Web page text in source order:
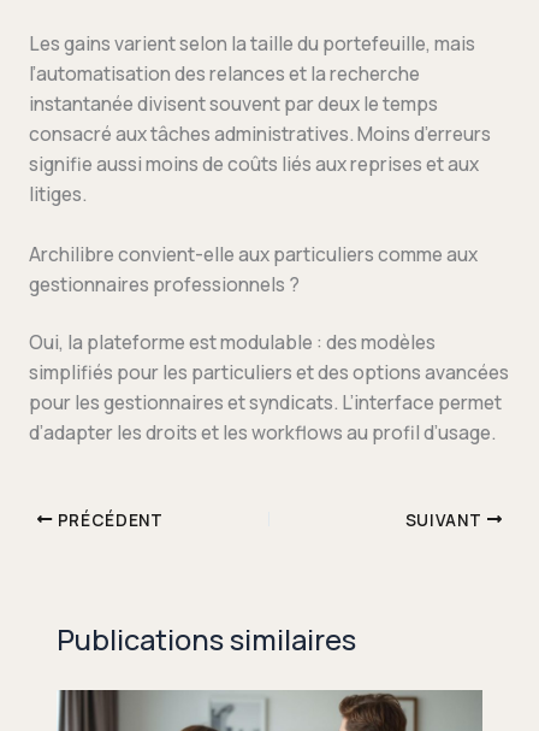
Les gains varient selon la taille du portefeuille, mais
l’automatisation des relances et la recherche
instantanée divisent souvent par deux le temps
consacré aux tâches administratives. Moins d’erreurs
signifie aussi moins de coûts liés aux reprises et aux
litiges.
Archilibre convient-elle aux particuliers comme aux
gestionnaires professionnels ?
Oui, la plateforme est modulable : des modèles
simplifiés pour les particuliers et des options avancées
pour les gestionnaires et syndicats. L’interface permet
d’adapter les droits et les workflows au profil d’usage.
PRÉCÉDENT SUIVANT
Publications similaires